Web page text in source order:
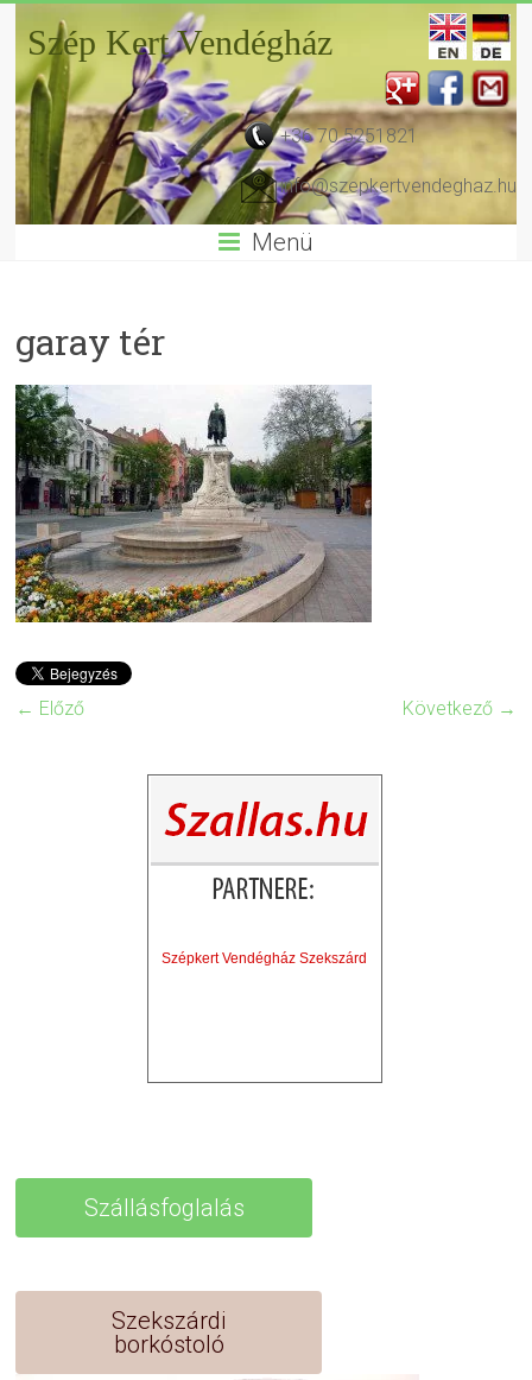
Szép Kert Vendégház
+36 70 5251821
info@szepkertvendeghaz.hu
Menü
garay tér
← Előző Következő →
Szépkert Vendégház Szekszárd
Szállásfoglalás
Szekszárdi
borkóstoló